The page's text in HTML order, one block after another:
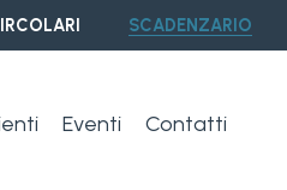
SCADENZARIO
Eventi Contatti